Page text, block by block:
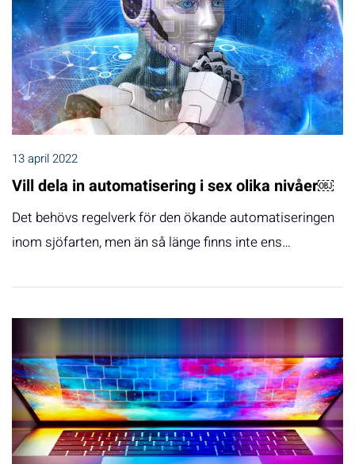
13 april 2022
Vill dela in automatisering i sex olika nivåer￼
Det behövs regelverk för den ökande automatiseringen
inom sjöfarten, men än så länge finns inte ens…